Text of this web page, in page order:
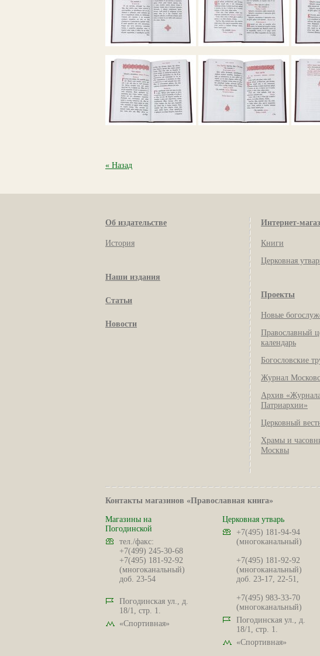
« Назад
Об издательстве
История
Наши издания
Статьи
Новости
Интернет-
Книги
Церковная
Проекты
Новые
Православный
календарь
Богословские
Журнал
Архив
Патриархии»
Церковный
Храмы и
Москвы
Контакты магазинов «Православная книга»
Магазины на
Погодинской
тел./факс:
+7(499) 245-30-68
+7(495) 181-92-92
(многоканальный)
доб. 23-54
Погодинская ул., д.
18/1, стр. 1.
«Спортивная»
Церковная утварь
+7(495) 181-94-94
(многоканальный)
+7(495) 181-92-92
(многоканальный)
доб. 23-17, 22-51,
+7(495) 983-33-70
(многоканальный)
Погодинская ул., д.
18/1, стр. 1.
«Спортивная»